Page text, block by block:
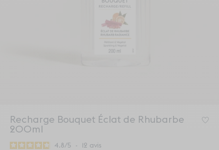
Recharge Bouquet Éclat de Rhubarbe
200ml
4.8/5 - 12 avis